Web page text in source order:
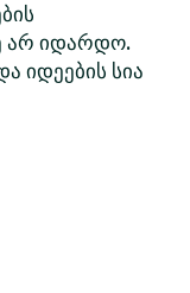
არ იდარდო.
იდეების სია